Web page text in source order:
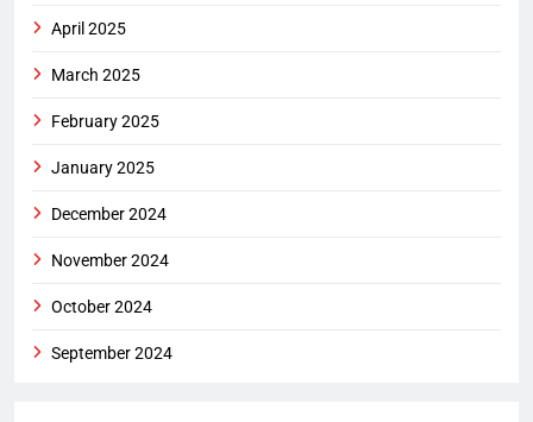
April 2025
March 2025
February 2025
January 2025
December 2024
November 2024
October 2024
September 2024